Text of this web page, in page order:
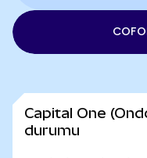
Capital One
durumu